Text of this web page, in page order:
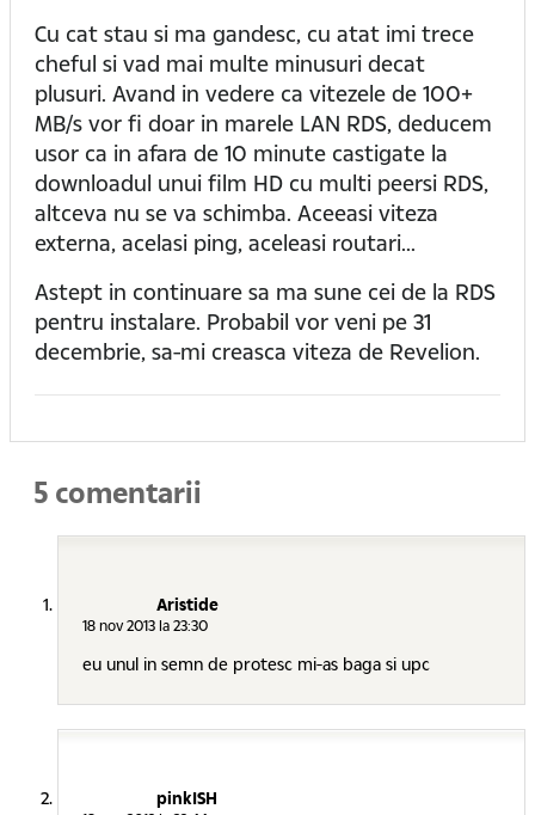
Cu cat stau si ma gandesc, cu atat imi trece
cheful si vad mai multe minusuri decat
plusuri. Avand in vedere ca vitezele de 100+
MB/s vor fi doar in marele LAN RDS, deducem
usor ca in afara de 10 minute castigate la
downloadul unui film HD cu multi peersi RDS,
altceva nu se va schimba. Aceeasi viteza
externa, acelasi ping, aceleasi routari...
Astept in continuare sa ma sune cei de la RDS
pentru instalare. Probabil vor veni pe 31
decembrie, sa-mi creasca viteza de Revelion.
5 comentarii
Aristide
18 nov 2013 la 23:30
eu unul in semn de protesc mi-as baga si upc
pinkISH